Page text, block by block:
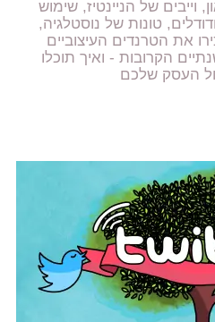
וייבים של הניינטיז, שימוש
טונות של נוסטלגיה,
את הטרנדים העיצוביים
הקרובות - ואיך תוכלו
העסק שלכם